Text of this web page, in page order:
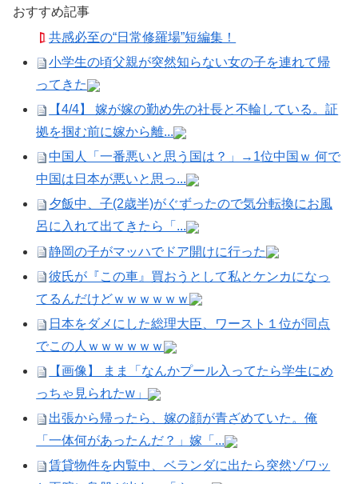
おすすめ記事
共感必至の“日常修羅場”短編集！
小学生の頃父親が突然知らない女の子を連れて帰
ってきた
【4/4】 嫁が嫁の勤め先の社長と不輪している。証
拠を掴む前に嫁から離...
中国人「一番悪いと思う国は？」→1位中国ｗ 何で
中国は日本が悪いと思っ...
夕飯中、子(2歳半)がぐずったので気分転換にお風
呂に入れて出てきたら「...
静岡の子がマッハでドア開けに行った
彼氏が『この車』買おうとして私とケンカになっ
てるんだけどｗｗｗｗｗｗ
日本をダメにした総理大臣、ワースト１位が同点
でこの人ｗｗｗｗｗｗ
【画像】 まま「なんかプール入ってたら学生にめ
っちゃ見られたw」
出張から帰ったら、嫁の顔が青ざめていた。俺
「一体何があったんだ？」嫁「...
賃貸物件を内覧中、ベランダに出たら突然ゾワッ